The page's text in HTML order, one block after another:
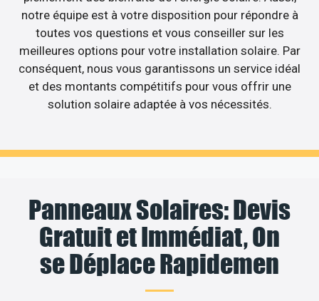
notre équipe est à votre disposition pour répondre à
toutes vos questions et vous conseiller sur les
meilleures options pour votre installation solaire. Par
conséquent, nous vous garantissons un service idéal
et des montants compétitifs pour vous offrir une
solution solaire adaptée à vos nécessités.
Panneaux Solaires: Devis
Gratuit et Immédiat, On
se Déplace Rapidemen